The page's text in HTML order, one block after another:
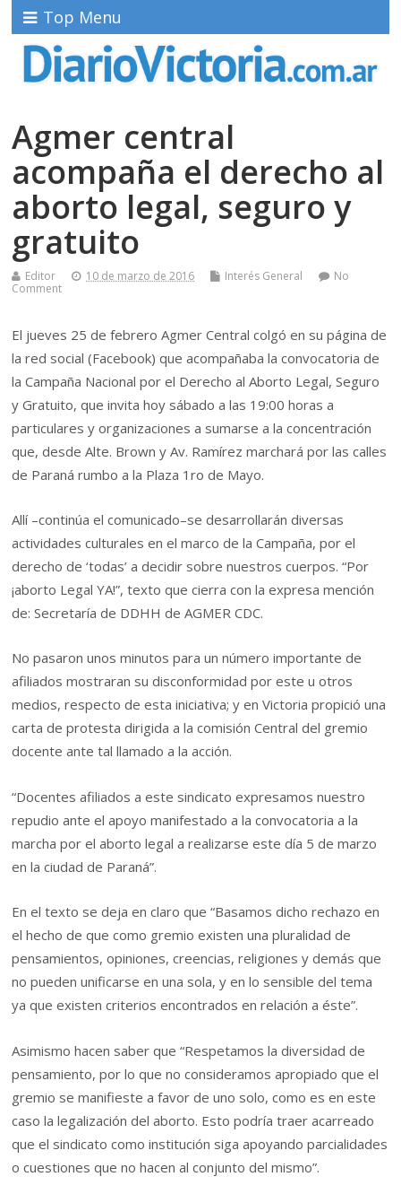
Top Menu
Agmer central
acompaña el derecho al
aborto legal, seguro y
gratuito
Editor 10 de marzo de 2016 Interés General
No
Comment
El jueves 25 de febrero Agmer Central colgó en su página de
la red social (Facebook) que acompañaba la convocatoria de
la Campaña Nacional por el Derecho al Aborto Legal, Seguro
y Gratuito, que invita hoy sábado a las 19:00 horas a
particulares y organizaciones a sumarse a la concentración
que, desde Alte. Brown y Av. Ramírez marchará por las calles
de Paraná rumbo a la Plaza 1ro de Mayo.
Allí –continúa el comunicado–se desarrollarán diversas
actividades culturales en el marco de la Campaña, por el
derecho de ‘todas’ a decidir sobre nuestros cuerpos. “Por
¡aborto Legal YA!”, texto que cierra con la expresa mención
de: Secretaría de DDHH de AGMER CDC.
No pasaron unos minutos para un número importante de
afiliados mostraran su disconformidad por este u otros
medios, respecto de esta iniciativa; y en Victoria propició una
carta de protesta dirigida a la comisión Central del gremio
docente ante tal llamado a la acción.
“Docentes afiliados a este sindicato expresamos nuestro
repudio ante el apoyo manifestado a la convocatoria a la
marcha por el aborto legal a realizarse este día 5 de marzo
en la ciudad de Paraná”.
En el texto se deja en claro que “Basamos dicho rechazo en
el hecho de que como gremio existen una pluralidad de
pensamientos, opiniones, creencias, religiones y demás que
no pueden unificarse en una sola, y en lo sensible del tema
ya que existen criterios encontrados en relación a éste”.
Asimismo hacen saber que “Respetamos la diversidad de
pensamiento, por lo que no consideramos apropiado que el
gremio se manifieste a favor de uno solo, como es en este
caso la legalización del aborto. Esto podría traer acarreado
que el sindicato como institución siga apoyando parcialidades
o cuestiones que no hacen al conjunto del mismo”.